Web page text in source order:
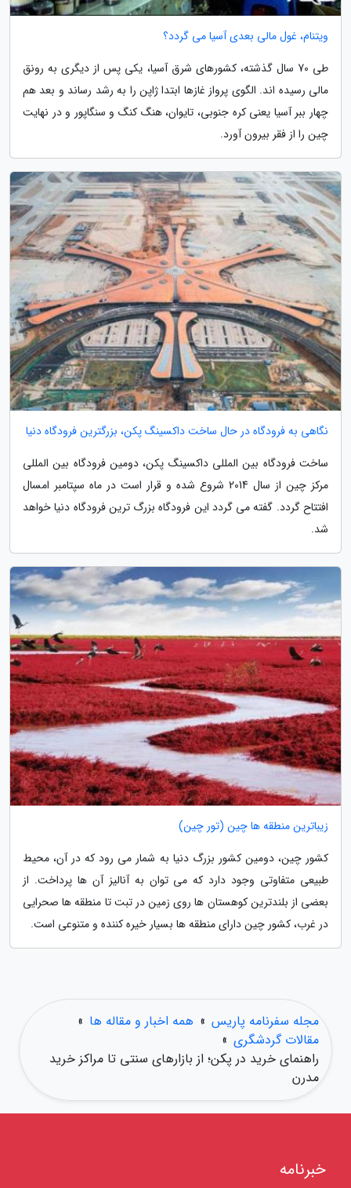
ویتنام، غول مالی بعدی آسیا می گردد؟
طی 70 سال گذشته، کشورهای شرق آسیا، یکی پس از دیگری به رونق
مالی رسیده اند. الگوی پرواز غازها ابتدا ژاپن را به رشد رساند و بعد هم
چهار ببر آسیا یعنی کره جنوبی، تایوان، هنگ کنگ و سنگاپور و در نهایت
چین را از فقر بیرون آورد.
نگاهی به فرودگاه در حال ساخت داکسینگ پکن، بزرگترین فرودگاه دنیا
ساخت فرودگاه بین المللی داکسینگ پکن، دومین فرودگاه بین المللی
مرکز چین از سال 2014 شروع شده و قرار است در ماه سپتامبر امسال
افتتاح گردد. گفته می گردد این فرودگاه بزرگ ترین فرودگاه دنیا خواهد
شد.
زیباترین منطقه ها چین (تور چین)
کشور چین، دومین کشور بزرگ دنیا به شمار می رود که در آن، محیط
طبیعی متفاوتی وجود دارد که می توان به آنالیز آن ها پرداخت. از
بعضی از بلندترین کوهستان ها روی زمین در تبت تا منطقه ها صحرایی
در غرب، کشور چین دارای منطقه ها بسیار خیره کننده و متنوعی است.
مجله سفرنامه پاریس » همه اخبار و مقاله ها »
مقالات گردشگری »
راهنمای خرید در پکن؛ از بازارهای سنتی تا مراکز خرید
مدرن
خبرنامه